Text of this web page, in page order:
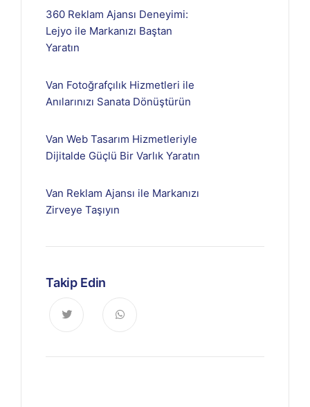
360 Reklam Ajansı Deneyimi:
Lejyo ile Markanızı Baştan
Yaratın
Van Fotoğrafçılık Hizmetleri ile
Anılarınızı Sanata Dönüştürün
Van Web Tasarım Hizmetleriyle
Dijitalde Güçlü Bir Varlık Yaratın
Van Reklam Ajansı ile Markanızı
Zirveye Taşıyın
Takip Edin